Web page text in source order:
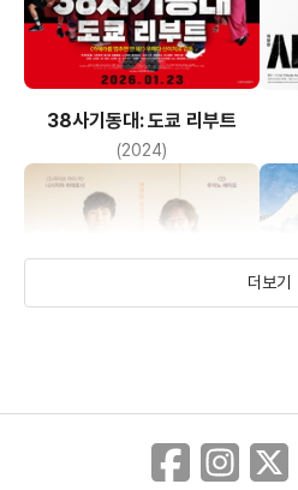
38사기동대: 도쿄 리부트
(2024)
더보기